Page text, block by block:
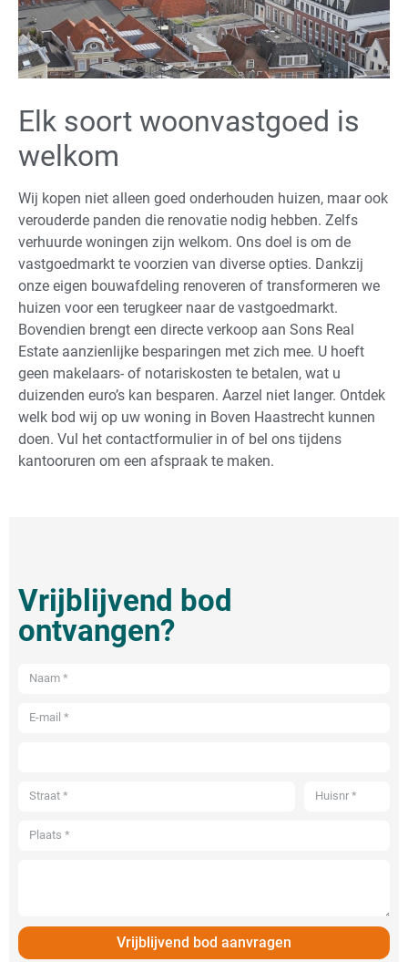
Elk soort woonvastgoed is
welkom
Wij kopen niet alleen goed onderhouden huizen, maar ook
verouderde panden die renovatie nodig hebben. Zelfs
verhuurde woningen zijn welkom. Ons doel is om de
vastgoedmarkt te voorzien van diverse opties. Dankzij
onze eigen bouwafdeling renoveren of transformeren we
huizen voor een terugkeer naar de vastgoedmarkt.
Bovendien brengt een directe verkoop aan Sons Real
Estate aanzienlijke besparingen met zich mee. U hoeft
geen makelaars- of notariskosten te betalen, wat u
duizenden euro’s kan besparen. Aarzel niet langer. Ontdek
welk bod wij op uw woning in Boven Haastrecht kunnen
doen. Vul het contactformulier in of bel ons tijdens
kantooruren om een afspraak te maken.
Vrijblijvend bod
ontvangen?
Vrijblijvend bod aanvragen